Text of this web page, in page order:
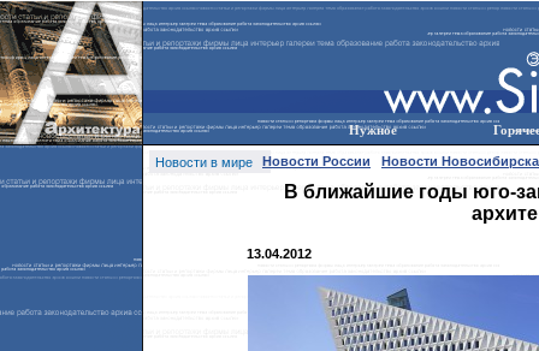
Нужное
Новости в мире Новости России Новости Новосибирска
В ближайшие годы юго-
13.04.2012